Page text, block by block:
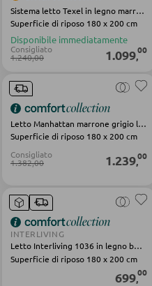
BAGNO
Armadietti bagno
Specchi da bagno
Pannello
Appendiabiti a
Specchio da
Sistema letto Texel in legno marrone champagne
Superficie di riposo 180 x 200 cm
Disponibile immediatamente
Consigliato
1.240,00 1.099,00
Letto Manhattan marrone grigio legno
Superficie di riposo 180 x 200 cm
Consigliato
1.382,00 1.239,00
INTERLIVING
Letto Interliving 1036 in legno beige
Superficie di riposo 180 x 200 cm
699,00